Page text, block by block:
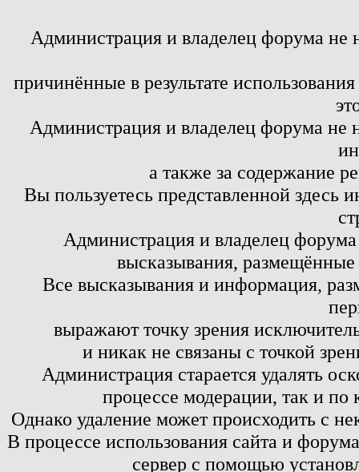
Администрация и владелец форума не
причинённые в результате
Администрация и владелец форума не
а также за содержание
Вы пользуетесь представленной здесь
Администрация и владелец
высказывания,
Все высказывания и информация,
выражают точку зрения
и никак не связаны с точкой
Администрация старается удалять
процессе модерации, так и по
Однако удаление может происходить с
В процессе использования сайта и
сервер с помощью